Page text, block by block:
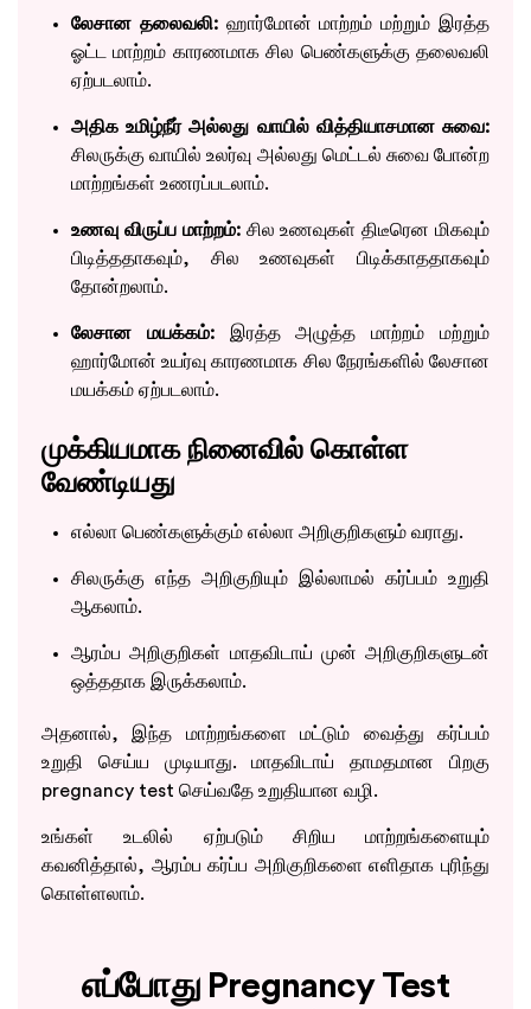
லேசான தலைவலி:ஹார்மோன் மாற்றம் மற்றும் இரத்த
ஓட்ட மாற்றம் காரணமாக சில பெண்களுக்கு தலைவலி
ஏற்படலாம்.
அதிக உமிழ்நீர் அல்லது வாயில் வித்தியாசமான சுவை:
சிலருக்கு வாயில் உலர்வு அல்லது மெட்டல் சுவை போன்ற
மாற்றங்கள் உணரப்படலாம்.
உணவு விருப்ப மாற்றம்:சில உணவுகள் திடீரென மிகவும்
பிடித்ததாகவும், சில உணவுகள் பிடிக்காததாகவும்
தோன்றலாம்.
லேசான மயக்கம்:இரத்த அழுத்த மாற்றம் மற்றும்
ஹார்மோன் உயர்வு காரணமாக சில நேரங்களில் லேசான
மயக்கம் ஏற்படலாம்.
முக்கியமாக நினைவில் கொள்ள
வேண்டியது
எல்லா பெண்களுக்கும் எல்லா அறிகுறிகளும் வராது.
சிலருக்கு எந்த அறிகுறியும் இல்லாமல் கர்ப்பம் உறுதி
ஆகலாம்.
ஆரம்ப அறிகுறிகள் மாதவிடாய் முன் அறிகுறிகளுடன்
ஒத்ததாக இருக்கலாம்.
அதனால், இந்த மாற்றங்களை மட்டும் வைத்து கர்ப்பம்
உறுதி செய்ய முடியாது. மாதவிடாய் தாமதமான பிறகு
pregnancy test செய்வதே உறுதியான வழி.
உங்கள் உடலில் ஏற்படும் சிறிய மாற்றங்களையும்
கவனித்தால், ஆரம்ப கர்ப்ப அறிகுறிகளை எளிதாக புரிந்து
கொள்ளலாம்.
எப்போது Pregnancy Test